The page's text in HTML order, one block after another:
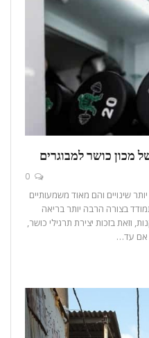
מכון כושר למבוגרים
שינויים והם מאוד משמעותיים
בצורה הרבה יותר בריאה
וזאת בזכות יצירת תרגילי כושר,
אם עד…